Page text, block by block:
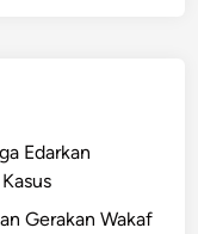
Edarkan
Gerakan Wakaf